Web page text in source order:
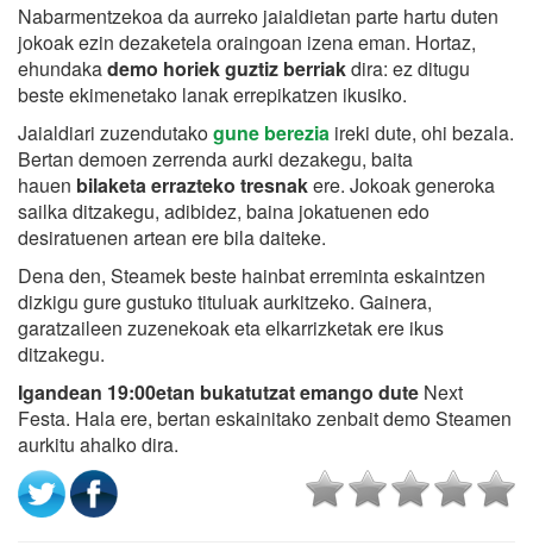
Nabarmentzekoa da aurreko jaialdietan parte hartu duten
jokoak ezin dezaketela oraingoan izena eman. Hortaz,
ehundakademo horiek guztiz berriakdira: ez ditugu
beste ekimenetako lanak errepikatzen ikusiko.
Jaialdiari zuzendutakogune berezia ireki dute, ohi bezala.
Bertan demoen zerrenda aurki dezakegu, baita
hauen bilaketa errazteko tresnakere. Jokoak generoka
sailka ditzakegu, adibidez, baina jokatuenen edo
desiratuenen artean ere bila daiteke.
Dena den, Steamek beste hainbat erreminta eskaintzen
dizkigu gure gustuko tituluak aurkitzeko. Gainera,
garatzaileen zuzenekoak eta elkarrizketak ere ikus
ditzakegu.
Igandean 19:00etan bukatutzat emango dute Next
Festa. Hala ere, bertan eskainitako zenbait demo Steamen
aurkitu ahalko dira.